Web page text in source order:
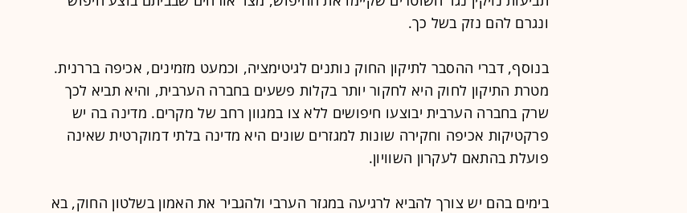
ונגרם להם נזק בשל כך.
בנוסף, דברי ההסבר לתיקון החוק נותנים לגיטימציה, וכמעט מזמינים, אכיפה בררנית.
מטרת התיקון לחוק היא לחקור יותר בקלות פשעים בחברה הערבית, והיא תביא לכך
שרק בחברה הערבית יבוצעו חיפושים ללא צו במגוון רחב של מקרים. מדינה בה יש
פרקטיקות אכיפה וחקירה שונות למגזרים שונים היא מדינה בלתי דמוקרטית שאינה
פועלת בהתאם לעקרון השוויון.
בימים בהם יש צורך להביא לרגיעה במגזר הערבי ולהגביר את האמון בשלטון החוק, בא